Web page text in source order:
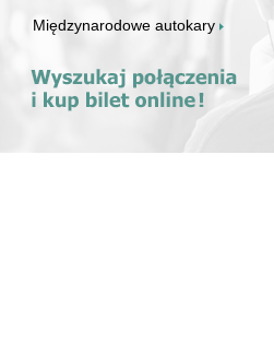
Międzynarodowe autokary